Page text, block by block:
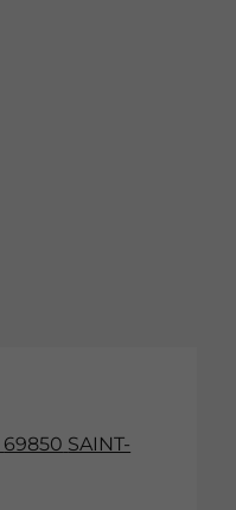
69850 SAINT-